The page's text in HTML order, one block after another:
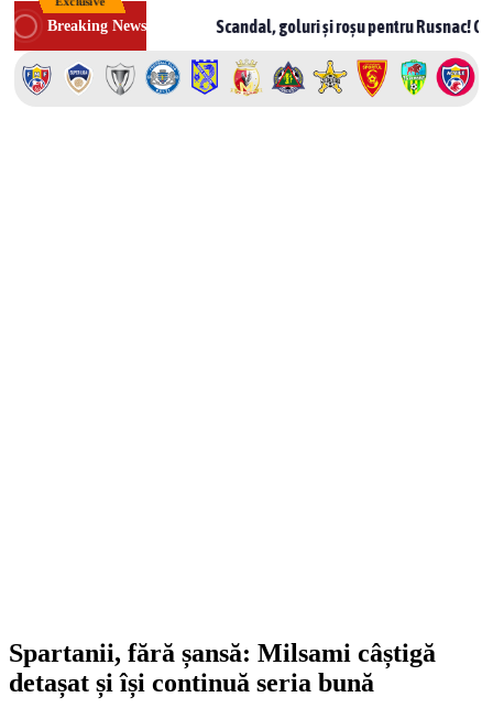
Skip
to
content
Breaking NewsScandal, goluri și roșu pentru Rusnac! CSF Bălți –
Spartanii, fără șansă: Milsami câștigă
detașat și își continuă seria bună